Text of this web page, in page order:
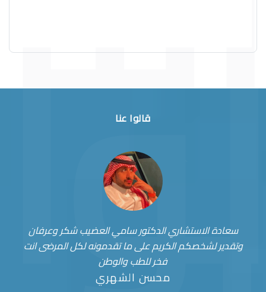
قالوا عنا
سعادة الاستشاري الدكتور سامي العضيب شكر وعرفان
وتقدير لشخصكم الكريم على ما تقدمونه لكل المرضى انت
فخر للطب والوطن
محسن الشهري